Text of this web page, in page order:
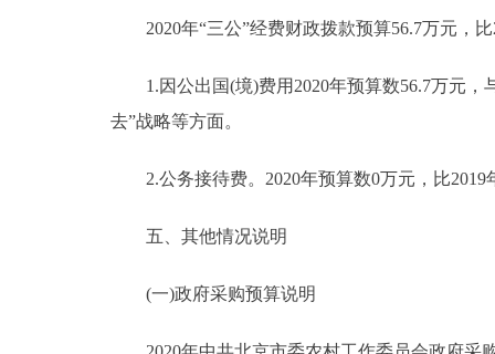
2020年“三公”经费财政拨款预算56.7万元，比
1.因公出国(境)费用2020年预算数56.7万元，
去”战略等方面。
2.公务接待费。2020年预算数0万元，比2019
五、其他情况说明
(一)政府采购预算说明